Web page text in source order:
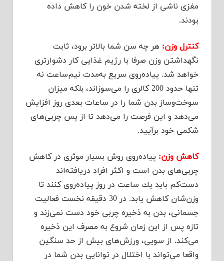
مغزی ناشی از لخته شدن خون را كاهش داده
بودند.
كنترل وزن: هر چه سن شما بالاتر برود، ثابت
نگهداشتن وزن صرفا با رژیم غذایی كار دشوارتری
خواهد شد. پیاده‌روی سریع به‌مدت نیم‌ساعت نه
تنها حدود 200 كالری را می‌سوزاند، بلكه میزان
سوخت‌وساز بدن شما را در ساعات بعدی روز افزایش
می‌دهد و این فرصت را می‌دهد تا از پس چربی‌های
شكمی خود برآیید.
كاهش وزن: پیاده‌روی روش بسیار موثری در كاهش
چربی‌های بدن است و اكثر افراد دریافته‌اند
دست‌كم باید یك ساعت در روز پیاده‌روی كنند تا
وزن‌شان كاهش یابد. در 30 دقیقه نخست فعالیت
جسمانی، بدن به ذخیره چربی خود دست نمی‌زند و
تازه پس از این زمان شروع به مصرف این ذخیره
می‌كند. از سویی، ورزش‌های بیش از حد سنگین
واقعا می‌تواند با اختلال در توانایی بدن شما در